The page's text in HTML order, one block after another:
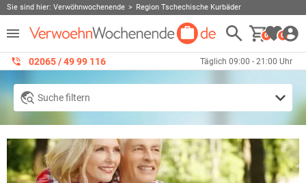
Sie sind hier: Verwöhnwochenende Region Tschechische Kurbäder
0 0
02065 / 49 ‌99 116 Täglich 09:00 - 21:00 Uhr
Suche filtern